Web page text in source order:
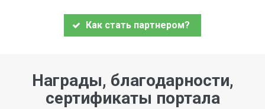
Как стать партнером?
Награды, благодарности,
сертификаты портала